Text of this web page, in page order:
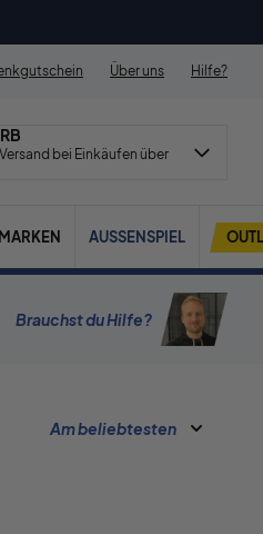
Über uns Hilfe?
bei Einkäufen über
MARKEN AUSSENSPIEL
Brauchst du Hilfe?
Am beliebtesten